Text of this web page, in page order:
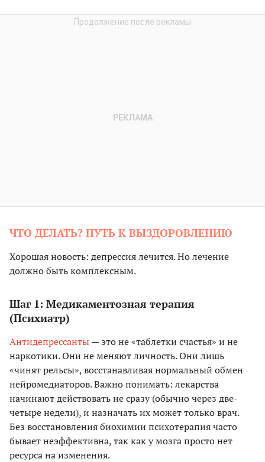
ЧТО ДЕЛАТЬ? ПУТЬ К ВЫЗДОРОВЛЕНИЮ
Хорошая новость: депрессия лечится. Но лечение
должно быть комплексным.
Шаг 1: Медикаментозная терапия
(Психиатр)
Антидепрессанты— это не «таблетки счастья» и не
наркотики. Они не меняют личность. Они лишь
«чинят рельсы», восстанавливая нормальный обмен
нейромедиаторов. Важно понимать: лекарства
начинают действовать не сразу (обычно через две-
четыре недели), и назначать их может только врач.
Без восстановления биохимии психотерапия часто
бывает неэффективна, так как у мозга просто нет
ресурса на изменения.